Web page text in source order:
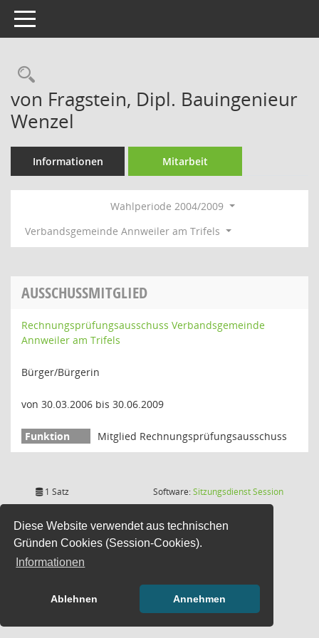
Diese Website verwendet aus technischen
Gründen Cookies (Session-Cookies).
Informationen
Ablehnen Annehmen
Toggle navigation
Rechercheauswahl
von Fragstein, Dipl. Bauingenieur
Wenzel
Informationen Mitarbeit
Wahlperiode 2004/2009
Verbandsgemeinde Annweiler am Trifels
AUSSCHUSSMITGLIED
Rechnungsprüfungsausschuss Verbandsgemeinde
Annweiler am Trifels
Bürger/Bürgerin
von 30.03.2006 bis 30.06.2009
Mitglied Rechnungsprüfungsausschuss
1 Satz Software:SitzungsdienstSession(Wird in